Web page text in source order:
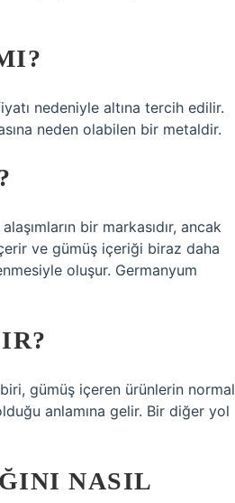
nedeniyle altına tercih edilir.
neden olabilen bir metaldir.
bir markasıdır, ancak
ve gümüş içeriği biraz daha
oluşur. Germanyum
gümüş içeren ürünlerin normal
anlamına gelir. Bir diğer yol
NASIL